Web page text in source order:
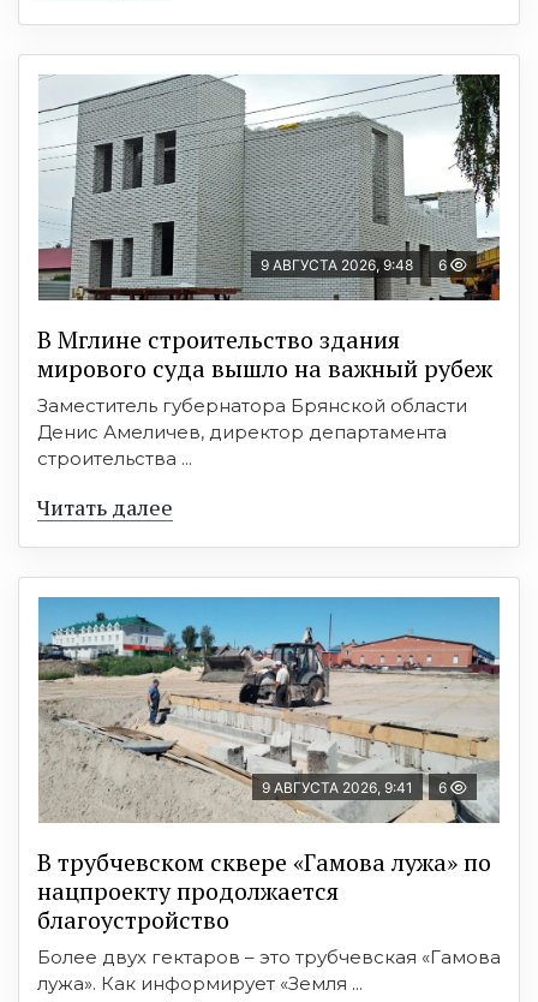
9 АВГУСТА 2026, 9:48 6
В Мглине строительство здания
мирового суда вышло на важный рубеж
Заместитель губернатора Брянской области
Денис Амеличев, директор департамента
строительства ...
Читать далее
9 АВГУСТА 2026, 9:41 6
В трубчевском сквере «Гамова лужа» по
нацпроекту продолжается
благоустройство
Более двух гектаров – это трубчевская «Гамова
лужа». Как информирует «Земля ...